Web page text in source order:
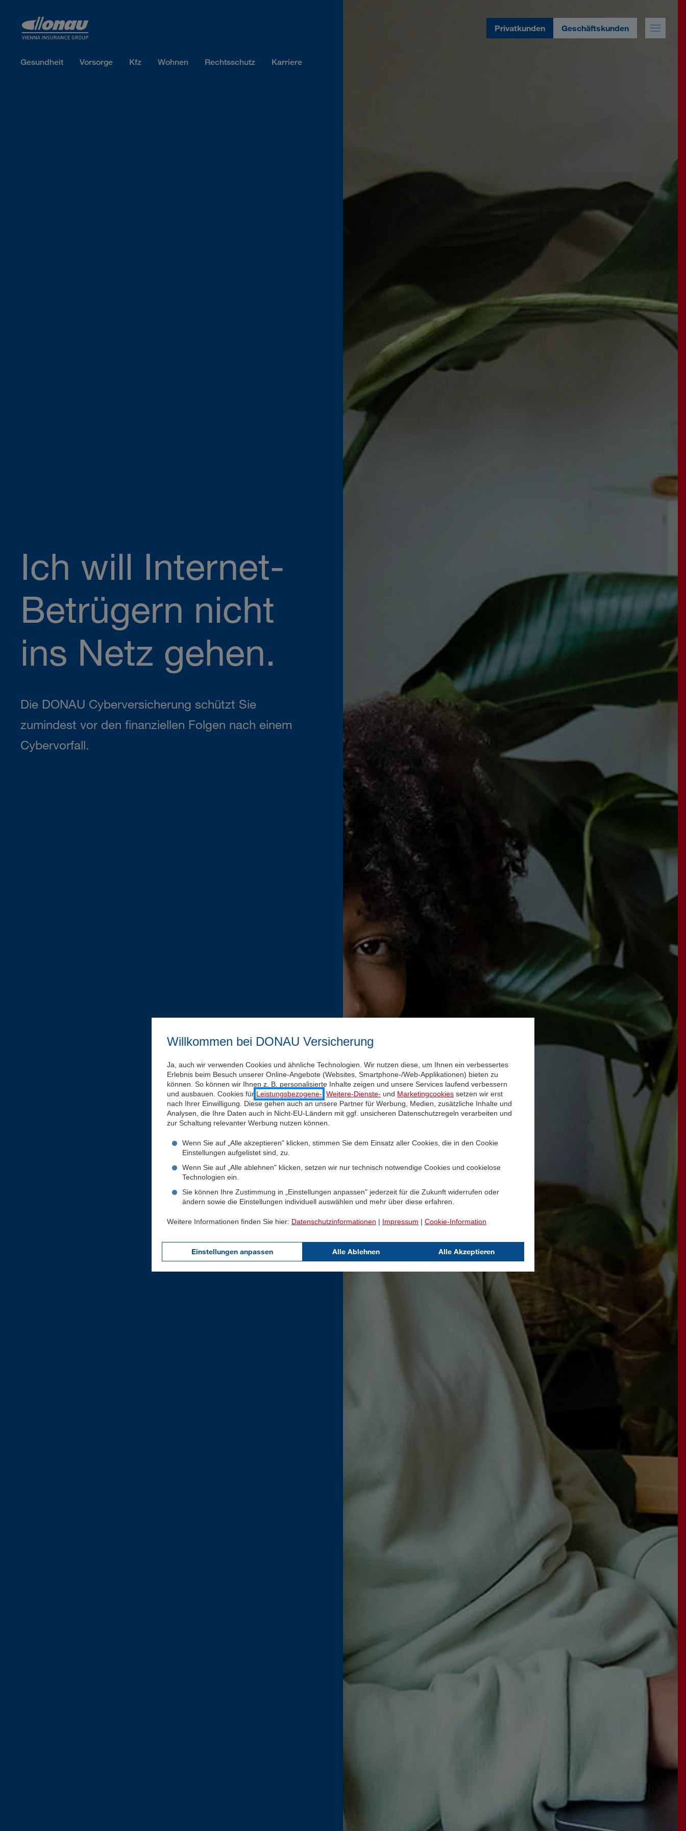
Willkommen bei DONAU Versicherung
Ja, auch wir verwenden Cookies und ähnliche Technologien. Wir nutzen diese, um Ihnen ein verbessertes
Erlebnis beim Besuch unserer Online-Angebote (Websites, Smartphone-/Web-Applikationen) bieten zu
können. So können wir Ihnen z. B. personalisierte Inhalte zeigen und unsere Services laufend verbessern
und ausbauen. Cookies für Leistungsbezogene- Weitere-Dienste- und Marketingcookies setzen wir erst
nach Ihrer Einwilligung. Diese gehen auch an unsere Partner für Werbung, Medien, zusätzliche Inhalte und
Analysen, die Ihre Daten auch in Nicht-EU-Ländern mit ggf. unsicheren Datenschutzregeln verarbeiten und
zur Schaltung relevanter Werbung nutzen können.
Wenn Sie auf „Alle akzeptieren" klicken, stimmen Sie dem Einsatz aller Cookies, die in den Cookie
Einstellungen aufgelistet sind, zu.
Wenn Sie auf „Alle ablehnen" klicken, setzen wir nur technisch notwendige Cookies und cookielose
Technologien ein.
Sie können Ihre Zustimmung in „Einstellungen anpassen" jederzeit für die Zukunft widerrufen oder
ändern sowie die Einstellungen individuell auswählen und mehr über diese erfahren.
Weitere Informationen finden Sie hier: Datenschutzinformationen | Impressum | Cookie-Information
Einstellungen anpassen Alle Ablehnen Alle Akzeptieren
Privatkunden Geschäftskunden
Gesundheit Vorsorge Kfz Wohnen Rechtsschutz Karriere
Ich will Internet-
Betrügern nicht
ins Netz gehen.
Die DONAU Cyberversicherung schützt Sie
zumindest vor den finanziellen Folgen nach einem
Cybervorfall.